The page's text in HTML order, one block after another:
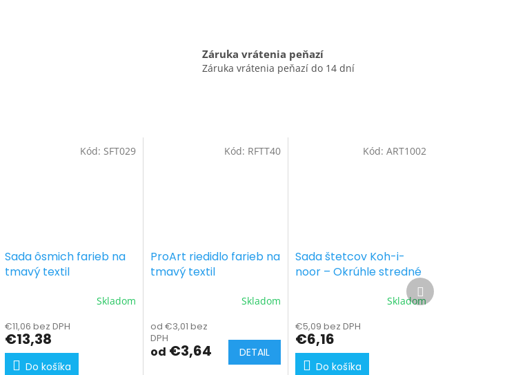
Záruka vrátenia peňazí
Záruka vrátenia peňazí do 14 dní
Sada ôsmich farieb na
tmavý textil
Skladom
€11,06 bez DPH
€13,38
Do košíka
Kód: SFT029
ProArt riedidlo farieb na
tmavý textil
Skladom
od €3,01 bez
DPH
od €3,64 DETAIL
Kód: RFTT40
Sada štetcov Koh-i-
noor – Okrúhle stredné
Skladom
€5,09 bez DPH
€6,16
Do košíka
Kód: ART1002
Ďalší
produkt